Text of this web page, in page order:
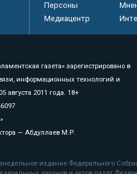
Персоны
Медиацентр
газета» зарегистрировано в
информационных технологий и
2011 года. 18+
— Абдуллаев М.Р.
издание Федерального